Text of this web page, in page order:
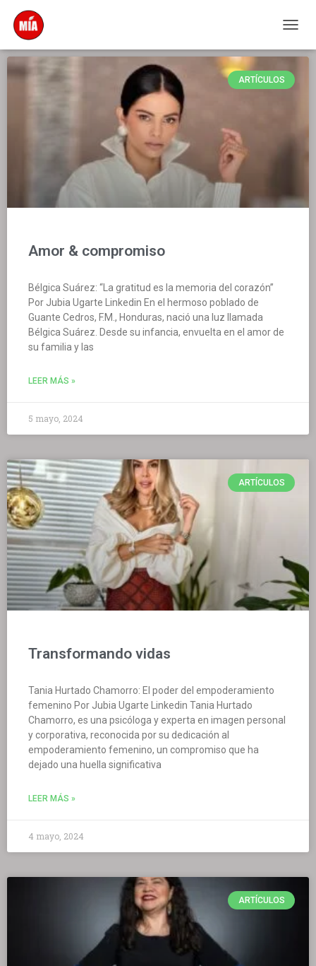
MODO
ARTÍCULOS
Amor & compromiso
Bélgica Suárez: “La gratitud es la memoria del corazón”
Por Jubia Ugarte Linkedin En el hermoso poblado de
Guante Cedros, F.M., Honduras, nació una luz llamada
Bélgica Suárez. Desde su infancia, envuelta en el amor de
su familia y las
LEER MÁS »
5 mayo, 2024
ARTÍCULOS
Transformando vidas
Tania Hurtado Chamorro: El poder del empoderamiento
femenino Por Jubia Ugarte Linkedin Tania Hurtado
Chamorro, es una psicóloga y experta en imagen personal
y corporativa, reconocida por su dedicación al
empoderamiento femenino, un compromiso que ha
dejado una huella significativa
LEER MÁS »
4 mayo, 2024
ARTÍCULOS